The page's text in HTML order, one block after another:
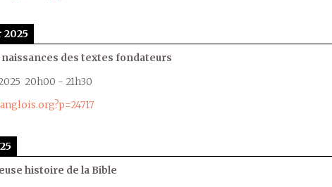
2025
naissances des textes fondateurs
20h00 - 21h30
histoire de la Bible